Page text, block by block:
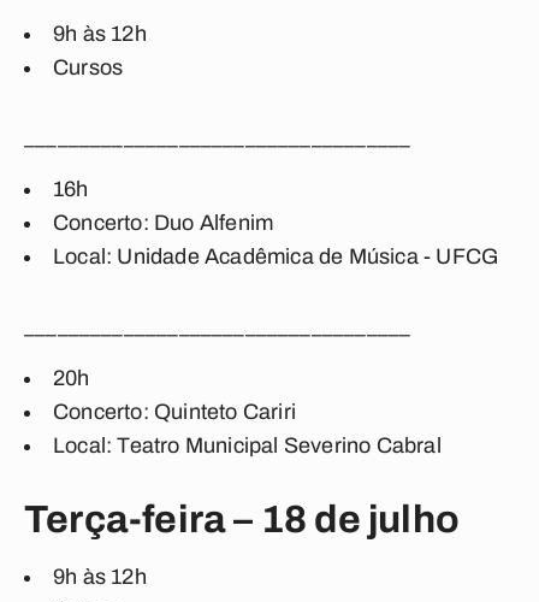
9h às 12h
Cursos
16h
Concerto: Duo Alfenim
Local: Unidade Acadêmica de Música - UFCG
20h
Concerto: Quinteto Cariri
Local: Teatro Municipal Severino Cabral
Terça-feira – 18 de julho
9h às 12h